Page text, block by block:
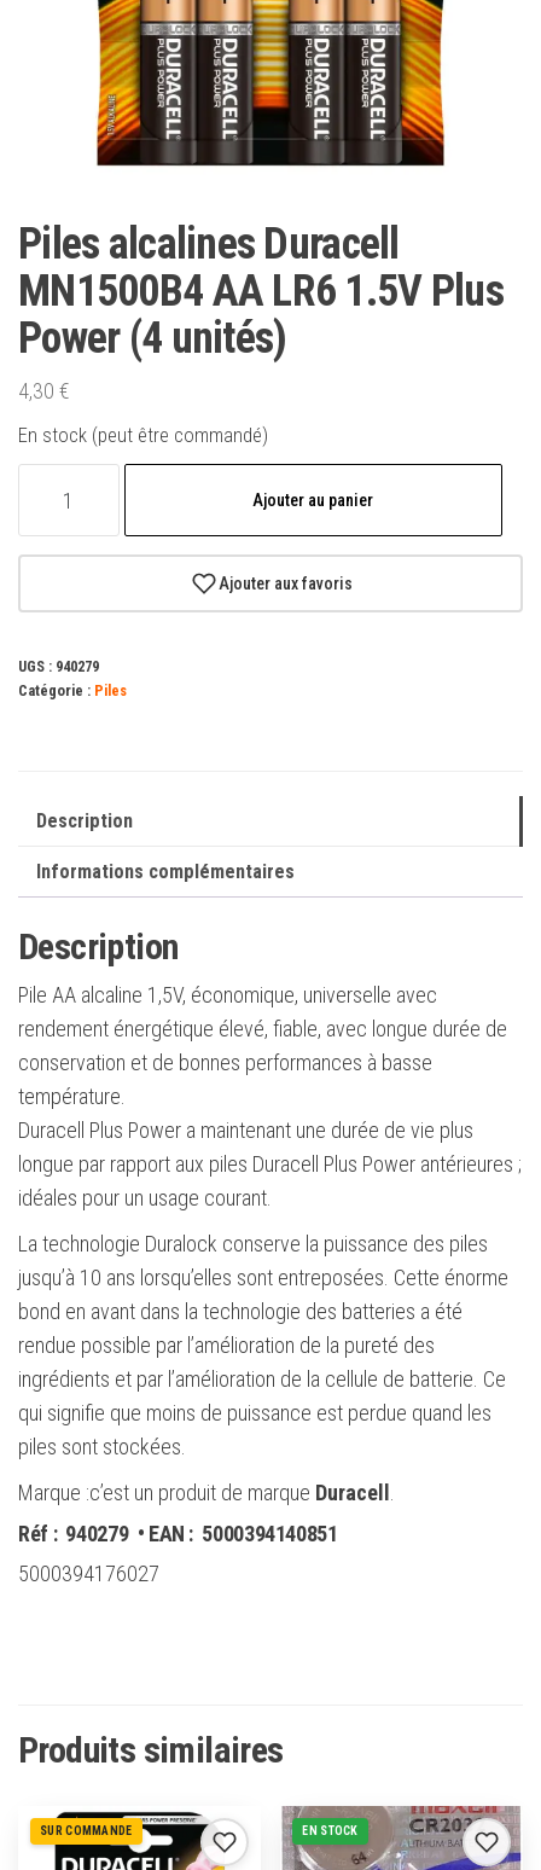
Piles alcalines Duracell
MN1500B4 AA LR6 1.5V Plus
Power (4 unités)
4,30 €
En stock (peut être commandé)
Duracell
AA
Power
unités)
Ajouter au panier
Ajouter aux favoris
UGS : 940279
Catégorie : Piles
Description
Informations complémentaires
Description
Pile AA alcaline 1,5V, économique, universelle avec
rendement énergétique élevé, fiable, avec longue durée de
conservation et de bonnes performances à basse
température.
Duracell Plus Power a maintenant une durée de vie plus
longue par rapport aux piles Duracell Plus Power antérieures ;
idéales pour un usage courant.
La technologie Duralock conserve la puissance des piles
jusqu’à 10 ans lorsqu’elles sont entreposées. Cette énorme
bond en avant dans la technologie des batteries a été
rendue possible par l’amélioration de la pureté des
ingrédients et par l’amélioration de la cellule de batterie. Ce
qui signifie que moins de puissance est perdue quand les
piles sont stockées.
Marque :c’est un produit de marque Duracell
Réf : 940279 • EAN : 5000394140851
5000394176027
Produits similaires
SUR COMMANDE EN STOCK